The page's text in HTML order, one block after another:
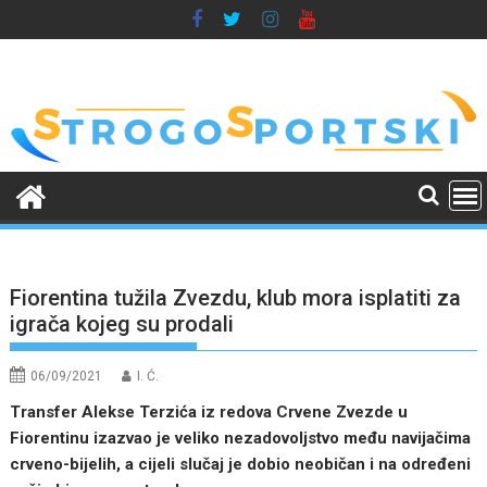
to
Fiorentina tužila Zvezdu, klub mora isplatiti za
igrača kojeg su prodali
06/09/2021 I. Ć.
Transfer Alekse Terzića iz redova Crvene Zvezde u
Fiorentinu izazvao je veliko nezadovoljstvo među navijačima
crveno-bijelih, a cijeli slučaj je dobio neobičan i na određeni